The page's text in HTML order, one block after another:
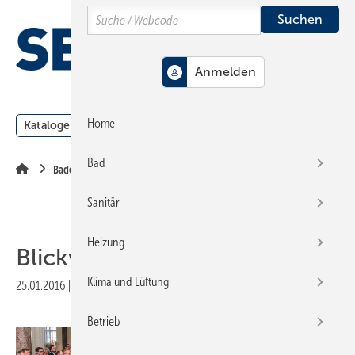
Hauptinhalt
Hauptmenü
SiteSearch
Kataloge Meldungen
Baden-Württemberg
Blickwinkel ändern
25.01.2016 Veröffentlicht inAusgabe 03-2016
Search
Home
Bad
Sanitär
Heizung
Klima und Lüftung
Betrieb